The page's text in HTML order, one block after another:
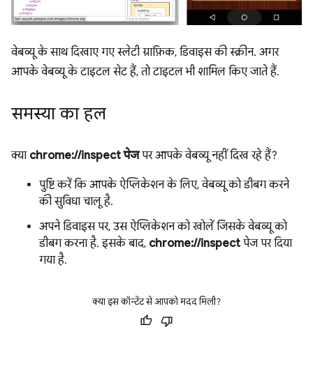
वेबव्यू के साथ दिखाए गए स्लेटी ग्राफ़िक, डिवाइस की स्क्रीन. अगर
आपके वेबव्यू के टाइटल सेट हैं, तो टाइटल भी शामिल किए जाते हैं.
समस्या का हल
क्या chrome://inspect पेजपर आपके वेबव्यू नहीं दिख रहे हैं?
पुष्टि करें कि आपके ऐप्लिकेशन के लिए, वेबव्यू को डीबग करने
की सुविधा चालू है.
अपने डिवाइस पर, उस ऐप्लिकेशन को खोलें जिसके वेबव्यू को
डीबग करना है. इसके बाद, chrome://inspect पेज पर दिया
गया है.
क्या इस कॉन्टेंट से आपको मदद मिली?